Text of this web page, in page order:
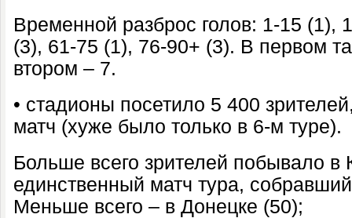
Временной разброс голов: 1-15 (1),
(3), 61-75 (1), 76-90+ (3). В первом
втором – 7.
• стадионы посетило 5 400
матч (хуже было только в 6-м туре).
Больше всего зрителей побывало в
единственный матч тура,
Меньше всего – в Донецке (50);